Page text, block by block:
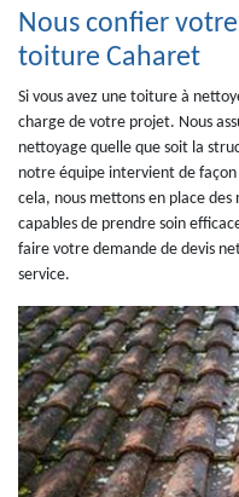
Nous confier
toiture Caharet
Si vous avez une toiture à
charge de votre projet. Nous
nettoyage quelle que soit la
notre équipe intervient de
cela, nous mettons en place
capables de prendre soin
faire votre demande de devis
service.